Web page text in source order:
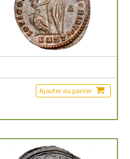
Ajouter au panier